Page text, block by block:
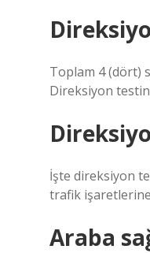
Toplam 4 (dört)
Direksiyon
İşte direksiyon
trafik
Araba